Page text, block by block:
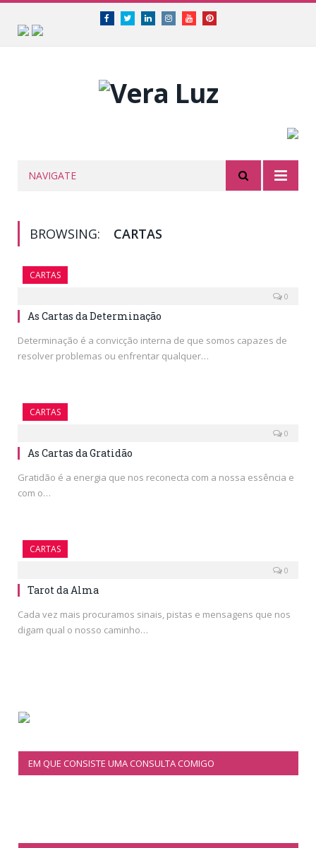
FacebookTwitterLinkedinInstagramYoutubePinterest
NAVIGATE
BROWSING: CARTAS
CARTAS
0
As Cartas da Determinação
Determinação é a convicção interna de que somos capazes de
resolver problemas ou enfrentar qualquer…
CARTAS
0
As Cartas da Gratidão
Gratidão é a energia que nos reconecta com a nossa essência e
com o…
CARTAS
0
Tarot da Alma
Cada vez mais procuramos sinais, pistas e mensagens que nos
digam qual o nosso caminho…
EM QUE CONSISTE UMA CONSULTA COMIGO